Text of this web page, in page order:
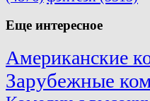
Еще интересное
Американские
Зарубежные